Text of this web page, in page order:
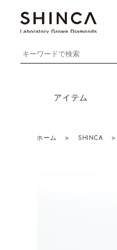
アイテム
ホーム > SHINCA >